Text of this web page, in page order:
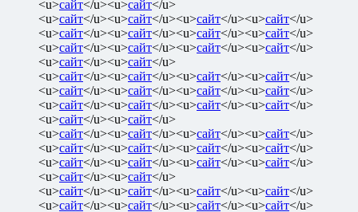
<u>сайт</u><u>сайт</u>
<u>сайт</u><u>сайт</u><u>сайт</u><u>сайт</u>
<u>сайт</u><u>сайт</u><u>сайт</u><u>сайт</u>
<u>сайт</u><u>сайт</u><u>сайт</u><u>сайт</u>
<u>сайт</u><u>сайт</u>
<u>сайт</u><u>сайт</u><u>сайт</u><u>сайт</u>
<u>сайт</u><u>сайт</u><u>сайт</u><u>сайт</u>
<u>сайт</u><u>сайт</u><u>сайт</u><u>сайт</u>
<u>сайт</u><u>сайт</u>
<u>сайт</u><u>сайт</u><u>сайт</u><u>сайт</u>
<u>сайт</u><u>сайт</u><u>сайт</u><u>сайт</u>
<u>сайт</u><u>сайт</u><u>сайт</u><u>сайт</u>
<u>сайт</u><u>сайт</u>
<u>сайт</u><u>сайт</u><u>сайт</u><u>сайт</u>
<u>сайт</u><u>сайт</u><u>сайт</u><u>сайт</u>